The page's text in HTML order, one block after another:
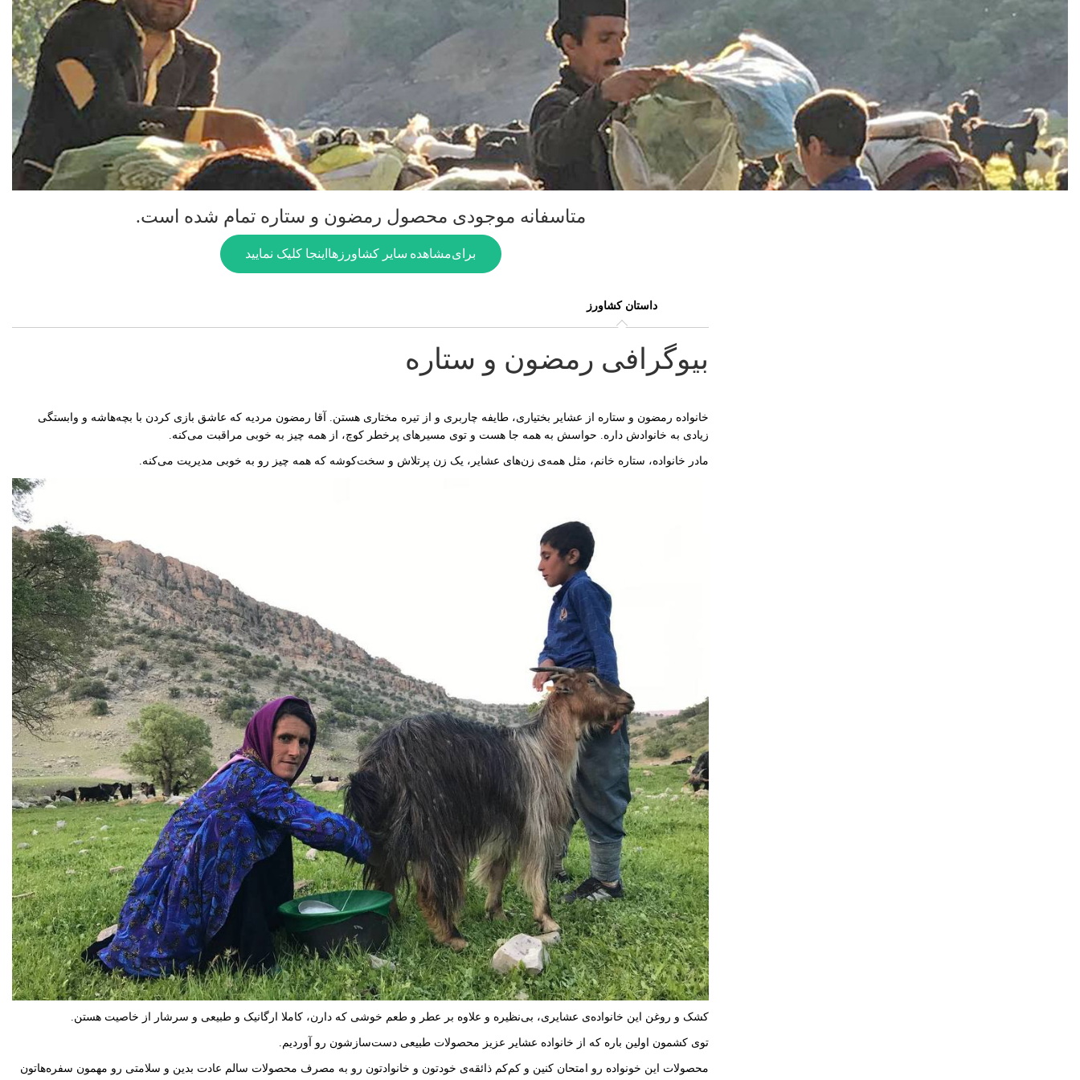
جعبه هدیه
متاسفانه موجودی محصول رمضون و ستاره تمام شده است.
برایمشاهده سایر کشاورزها اینجا کلیک نمایید
داستان کشاورز
بیوگرافی رمضون و ستاره
خانواده رمضون و ستاره از عشایر بختیاری، طایفه چاربری و از تیره مختاری هستن. آقا رمضون مردیه که عاشق بازی کردن با بچه‌هاشه و وابستگی
زیادی به خانوادش داره. حواسش به همه جا هست و توی مسیرهای پرخطر کوچ، از همه چیز به خوبی مراقبت می‌کنه.
مادر خانواده، ستاره خانم، مثل همه‌ی زن‌های عشایر، یک زن پرتلاش و سخت‌کوشه که همه چیز رو به خوبی مدیریت می‌کنه.
کشک و روغن این خانواده‌ی عشایری، بی‌نظیره و علاوه بر عطر و طعم خوشی که دارن، کاملا ارگانیک و طبیعی و سرشار از خاصیت هستن.
توی کشمون اولین باره که از خانواده عشایر عزیز محصولات طبیعی دست‌سازشون رو آوردیم.
محصولات این خونواده رو امتحان کنین و کم‌کم ذائقه‌ی خودتون و خانوادتون رو به مصرف محصولات سالم عادت بدین و سلامتی رو مهمون سفره‌هاتون